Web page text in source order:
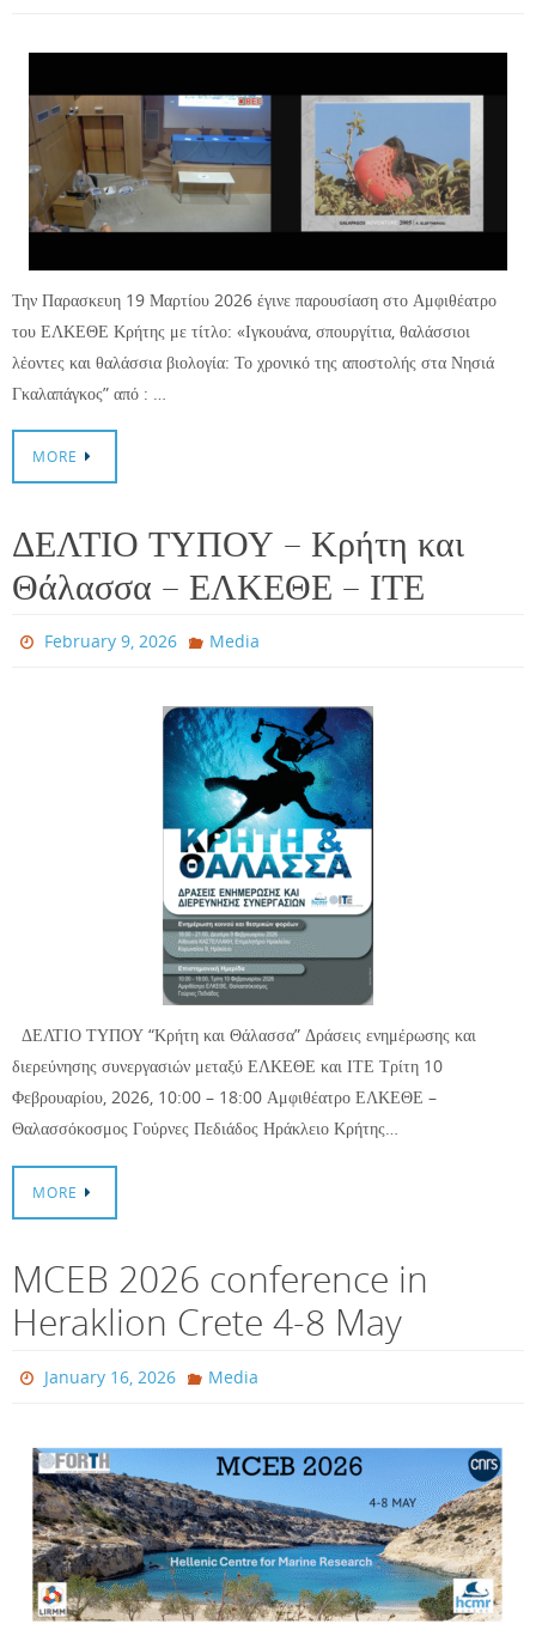
Την Παρασκευη 19 Μαρτίου 2026 έγινε παρουσίαση στο Αμφιθέατρο
του ΕΛΚΕΘΕ Κρήτης με τίτλο: «Ιγκουάνα, σπουργίτια, θαλάσσιοι
λέοντες και θαλάσσια βιολογία: Το χρονικό της αποστολής στα Νησιά
Γκαλαπάγκος” από : …
MORE
ΔΕΛΤΙΟ ΤΥΠΟΥ – Κρήτη και
Θάλασσα – ΕΛΚΕΘΕ – ΙΤΕ
February 9, 2026 Media
ΔΕΛΤΙΟ ΤΥΠΟΥ “Κρήτη και Θάλασσα” Δράσεις ενημέρωσης και
διερεύνησης συνεργασιών μεταξύ ΕΛΚΕΘΕ και ΙΤΕ Τρίτη 10
Φεβρουαρίου, 2026, 10:00 – 18:00 Αμφιθέατρο ΕΛΚΕΘΕ –
Θαλασσόκοσμος Γούρνες Πεδιάδος Ηράκλειο Κρήτης…
MORE
MCEB 2026 conference in
Heraklion Crete 4-8 May
January 16, 2026 Media